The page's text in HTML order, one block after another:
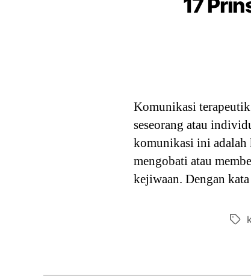
17
Komunikasi
seseorang atau
komunikasi ini adalah
mengobati atau
kejiwaan. Dengan
Tags